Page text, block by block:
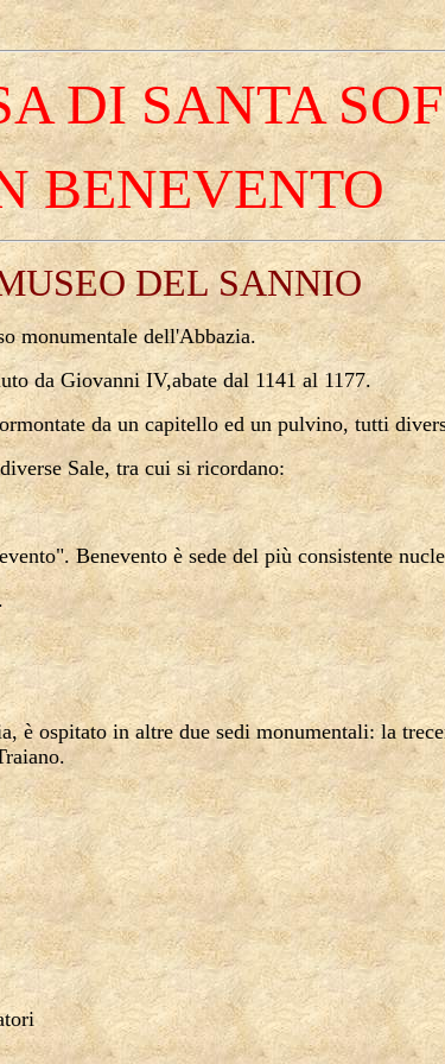
DI SANTA
BENEVENTO
DEL SANNIO
monumentale dell'Abbazia.
da Giovanni IV,abate dal 1141 al 1177.
da un capitello ed un pulvino, tutti
Sale, tra cui si ricordano:
Benevento è sede del più consistente
è ospitato in altre due sedi monumentali: la